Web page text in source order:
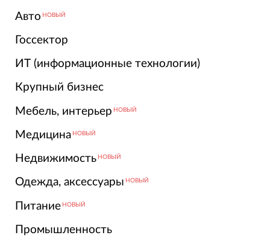
Авто НОВЫЙ
Госсектор
ИТ (информационные технологии)
Крупный бизнес
Мебель, интерьер НОВЫЙ
Медицина НОВЫЙ
Недвижимость НОВЫЙ
Одежда, аксессуары НОВЫЙ
Питание НОВЫЙ
Промышленность